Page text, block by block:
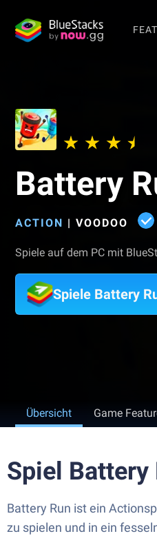
Battery
ACTION | VOODOO
Spiele auf dem PC mit
Spiele Battery
Übersicht Game
Spiel Battery
Battery Run ist ein
zu spielen und in ein